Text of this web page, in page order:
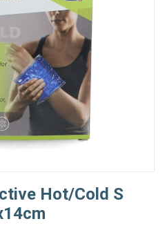
Hot/cold S